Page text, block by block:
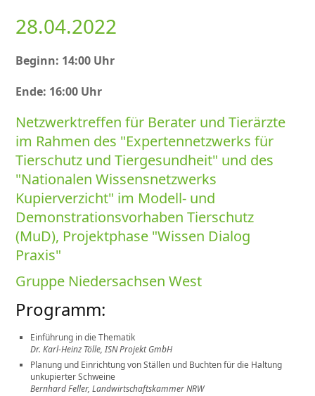
28.04.2022
Beginn: 14:00 Uhr
Ende: 16:00 Uhr
Netzwerktreffen für Berater und Tierärzte
im Rahmen des Expertennetzwerks für
Tierschutz und Tiergesundheit und des
Nationalen Wissensnetzwerks
Kupierverzicht im Modell- und
Demonstrationsvorhaben Tierschutz
(MuD), Projektphase Wissen Dialog
Praxis
Gruppe Niedersachsen West
Programm:
Einführung in die Thematik
Dr. Karl-Heinz Tölle, ISN Projekt GmbH
Planung und Einrichtung von Ställen und Buchten für die Haltung
unkupierter Schweine
Bernhard Feller, Landwirtschaftskammer NRW